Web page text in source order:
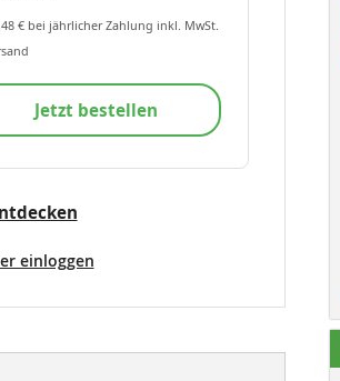
€ bei jährlicher Zahlung inkl. MwSt.
Jetzt bestellen
einloggen